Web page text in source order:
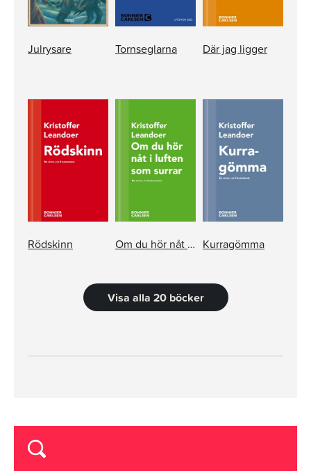
Julrysare Tornseglarna Där jag ligger
Rödskinn Om du hör nåt i luften som surrar Kurragömma
Visa alla 20 böcker